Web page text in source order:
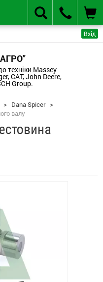
Вхід
техніки Massey
CAT, John Deere,
Group.
> Dana Spicer >
валу